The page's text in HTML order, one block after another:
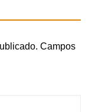
Campos